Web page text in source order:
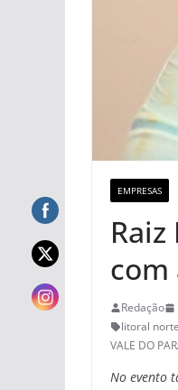
EMPRESAS
com
Redação
litoral norte
VALE DO
No evento